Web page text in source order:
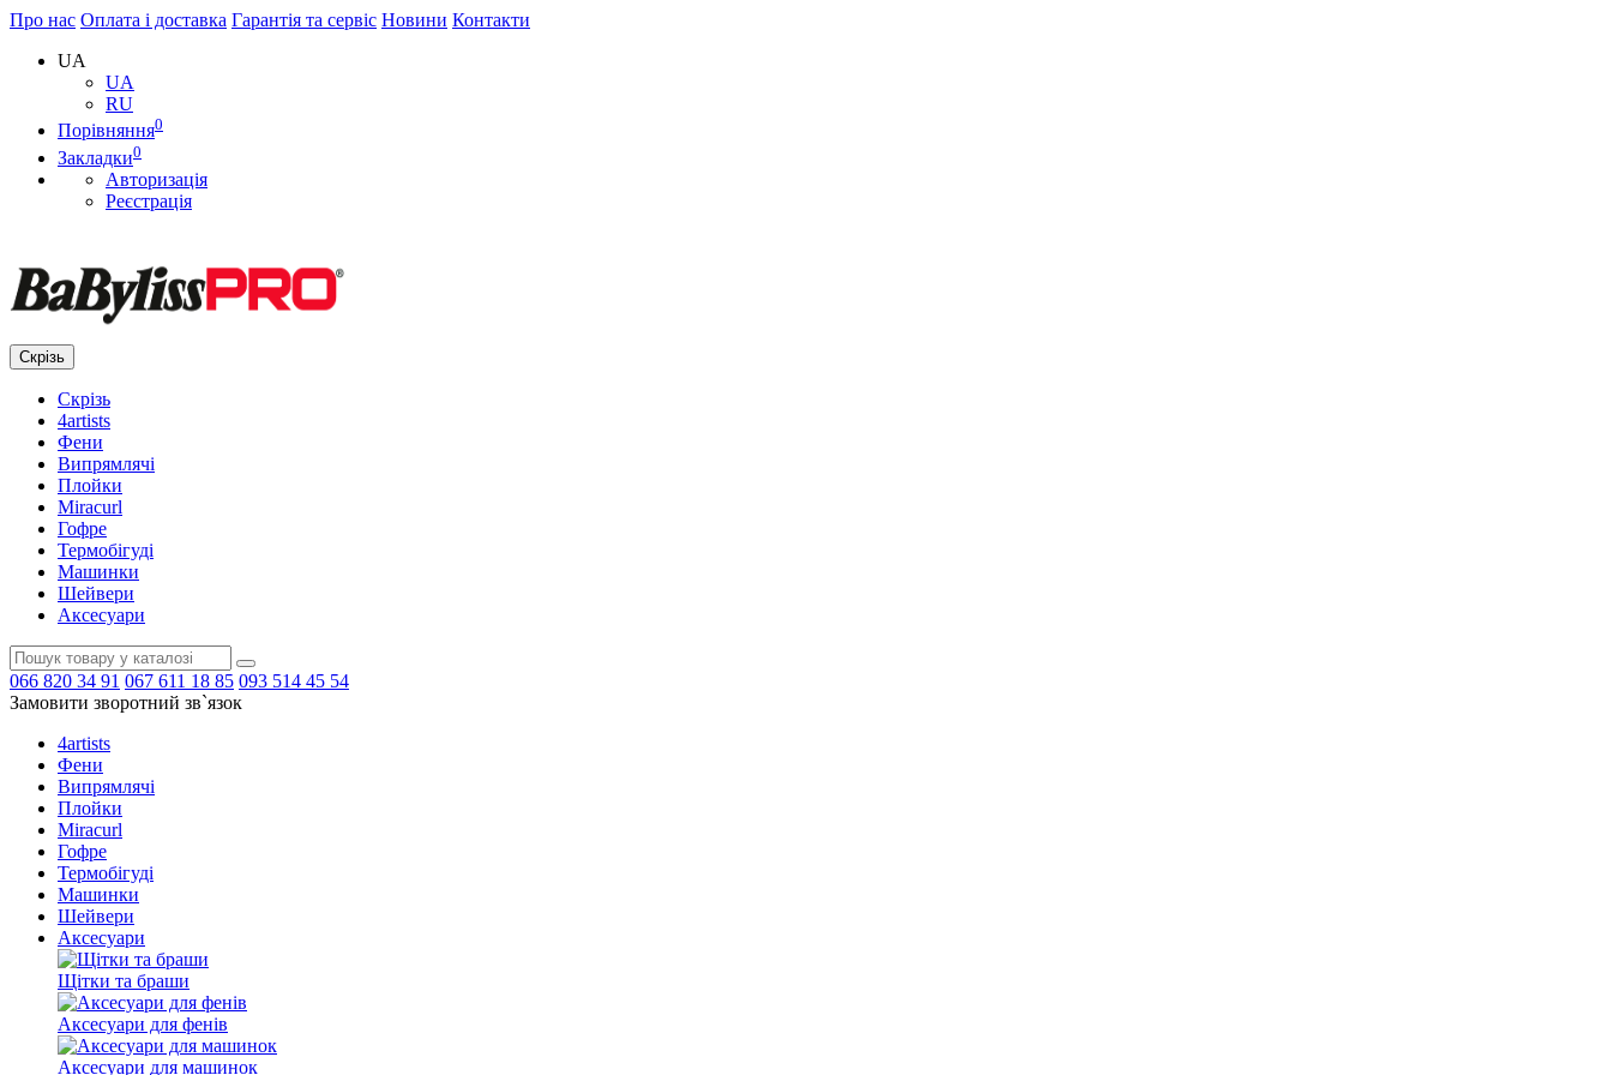
Про нас Оплата і доставка Гарантія та сервіс Новини Контакти
UA
UA
RU
Порівняння0
Закладки0
Авторизація
Реєстрація
Скрізь
Скрізь
4artists
Фени
Випрямлячі
Плойки
Miracurl
Гофре
Термобігуді
Машинки
Шейвери
Аксесуари
066 820 34 91 067 611 18 85 093 514 45 54
Замовити зворотний зв`язок
4artists
Фени
Випрямлячі
Плойки
Miracurl
Гофре
Термобігуді
Машинки
Шейвери
Аксесуари
Щітки та браши
Аксесуари для фенів
Аксесуари для машинок